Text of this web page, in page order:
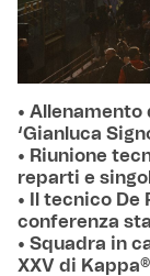
•
‘Gianluca
• Riunione
reparti e
• Il tecnico De
conferenza
• Squadra in
XXV di Kappa®